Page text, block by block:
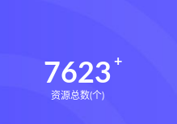
7623
资源总数(个)